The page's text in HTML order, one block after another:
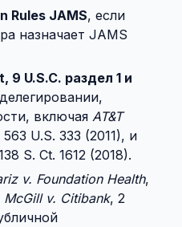
Rules JAMS, если
назначает JAMS
U.S.C. раздел 1 и
включая AT&T
563 U.S. 333 (2011), и
S. Ct. 1612 (2018).
v. Foundation Health,
McGill v. Citibank, 2